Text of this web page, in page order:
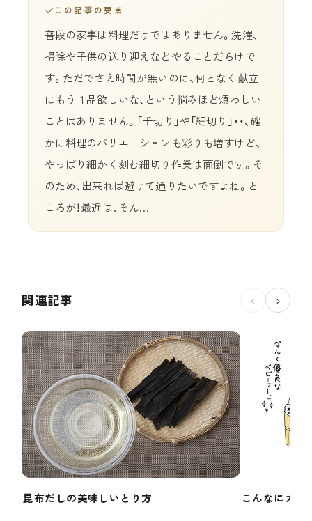
この記事の要点
普段の家事は料理だけではありません。洗濯、
掃除や子供の送り迎えなどやることだらけで
す。ただでさえ時間が無いのに、何となく献立
にもう１品欲しいな、という悩みほど煩わしい
ことはありません。「千切り」や「細切り」・・、確
かに料理のバリエーションも彩りも増すけど、
やっぱり細かく刻む細切り作業は面倒です。そ
のため、出来れば避けて通りたいですよね。と
ころが！最近は、そん…
関連記事 ‹ ›
昆布だしの美味しいとり方 こんなにカン